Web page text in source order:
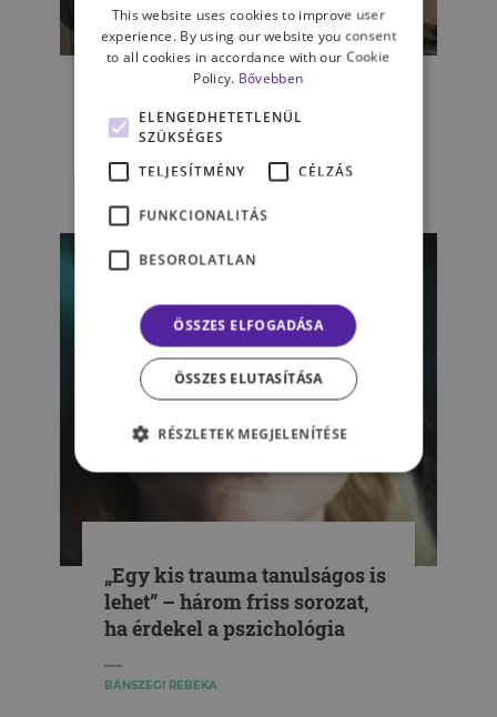
KAPCSOLATAINK
„Elfuthatsz, de el nem
bújhatsz” – a bűnügyi
profilalkotásról
„Egy kis trauma tanulságos is
lehet” – három friss sorozat,
ha érdekel a pszichológia
BÁNSZEGI REBEKA
This website uses cookies to improve user
experience. By using our website you consent
to all cookies in accordance with our Cookie
Policy. Bővebben
ELENGEDHETETLENÜL
SZÜKSÉGES
TELJESÍTMÉNY
CÉLZÁS
FUNKCIONALITÁS
BESOROLATLAN
ÖSSZES ELFOGADÁSA
ÖSSZES ELUTASÍTÁSA
RÉSZLETEK MEGJELENÍTÉSE